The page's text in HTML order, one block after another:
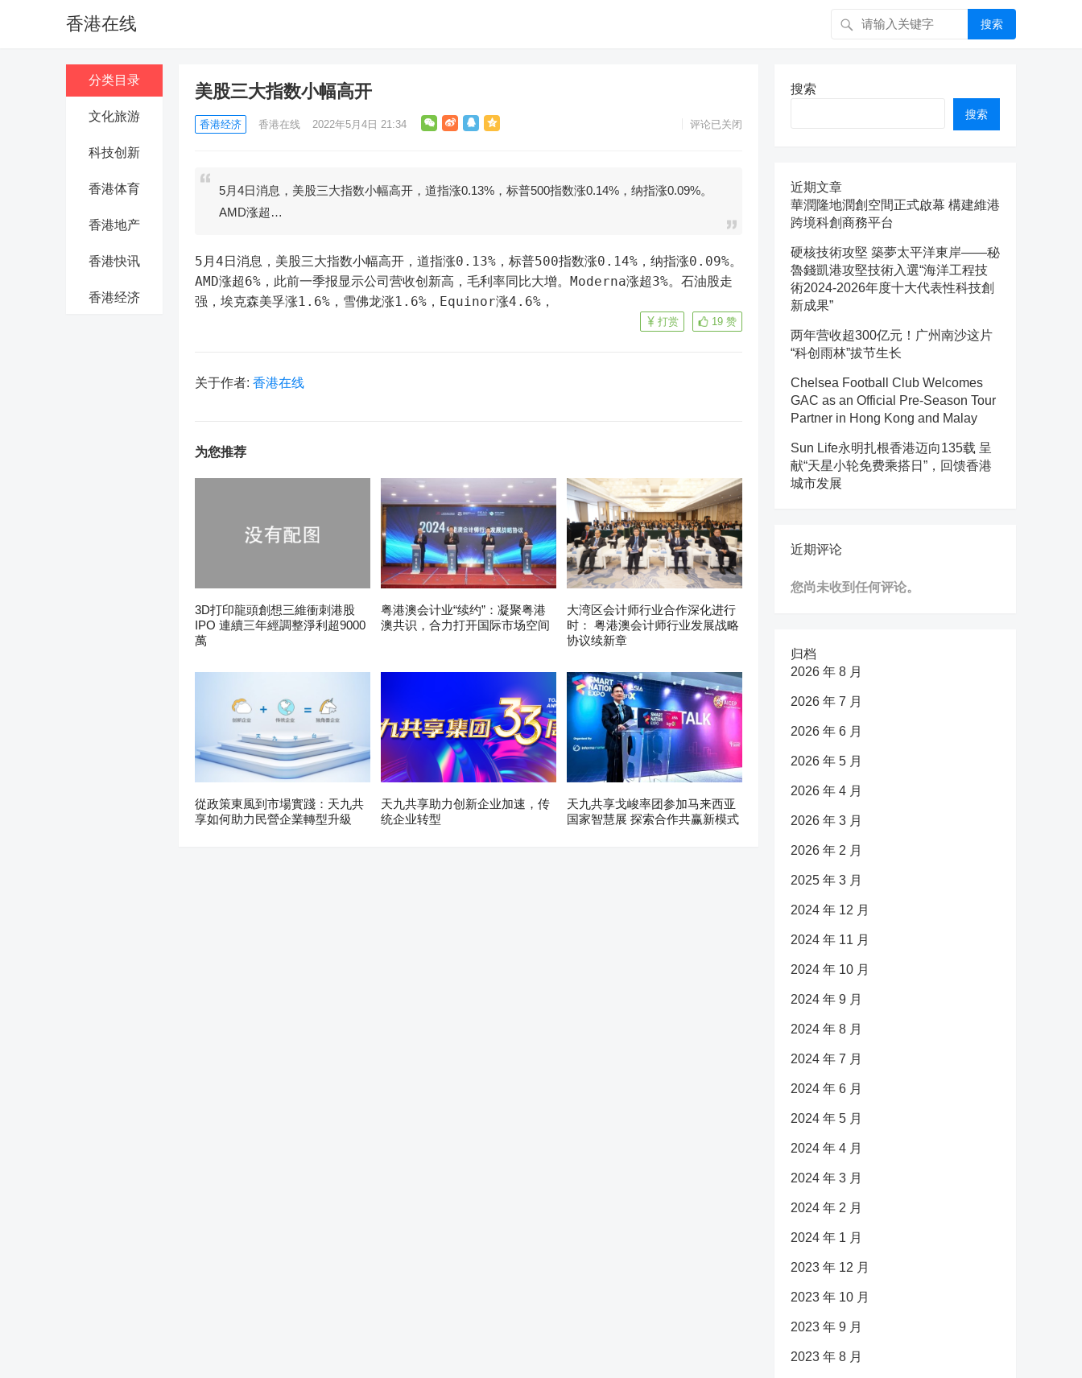
香港在线 搜索
分类目录
文化旅游
科技创新
香港体育
香港地产
香港快讯
香港经济
美股三大指数小幅高开
香港经济 香港在线 2022年5月4日 21:34 评论已关闭
5月4日消息，美股三大指数小幅高开，道指涨0.13%，标普500指数涨0.14%，纳指涨0.09%。
AMD涨超…
5月4日消息，美股三大指数小幅高开，道指涨0.13%，标普500指数涨0.14%，纳指涨0.09%。
AMD涨超6%，此前一季报显示公司营收创新高，毛利率同比大增。Moderna涨超3%。石油股走
强，埃克森美孚涨1.6%，雪佛龙涨1.6%，Equinor涨4.6%，
19 赞
打赏
关于作者: 香港在线
为您推荐
3D打印龍頭創想三維衝刺港股
IPO 連續三年經調整淨利超9000
萬
粤港澳会计业“续约”：凝聚粤港
澳共识，合力打开国际市场空间
大湾区会计师行业合作深化进行
时： 粤港澳会计师行业发展战略
协议续新章
從政策東風到市場實踐：天九共
享如何助力民營企業轉型升級
天九共享助力创新企业加速，传
统企业转型
天九共享戈峻率团参加马来西亚
国家智慧展 探索合作共赢新模式
搜索
搜索
近期文章
華潤隆地潤創空間正式啟幕 構建維港
跨境科創商務平台
硬核技術攻堅 築夢太平洋東岸——秘
魯錢凱港攻堅技術入選“海洋工程技
術2024-2026年度十大代表性科技創
新成果”
两年营收超300亿元！广州南沙这片
“科创雨林”拔节生长
Chelsea Football Club Welcomes
GAC as an Official Pre-Season Tour
Partner in Hong Kong and Malay
Sun Life永明扎根香港迈向135载 呈
献“天星小轮免费乘搭日”，回馈香港
城市发展
近期评论
您尚未收到任何评论。
归档
2026 年 8 月
2026 年 7 月
2026 年 6 月
2026 年 5 月
2026 年 4 月
2026 年 3 月
2026 年 2 月
2025 年 3 月
2024 年 12 月
2024 年 11 月
2024 年 10 月
2024 年 9 月
2024 年 8 月
2024 年 7 月
2024 年 6 月
2024 年 5 月
2024 年 4 月
2024 年 3 月
2024 年 2 月
2024 年 1 月
2023 年 12 月
2023 年 10 月
2023 年 9 月
2023 年 8 月